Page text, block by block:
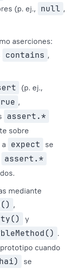
(p. ej., null ,
aserciones:
contains ,
(p. ej.,
,
assert.*
sobre
expect se
assert.*
mediante
,
y
.
cuando
se